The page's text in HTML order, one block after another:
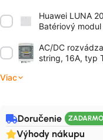
Huawei LUNA
Batériový
AC/DC
string, 16A, typ
Viac
Doručenie
Výhody nákupu